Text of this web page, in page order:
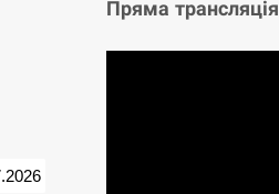
Пряма трансляція